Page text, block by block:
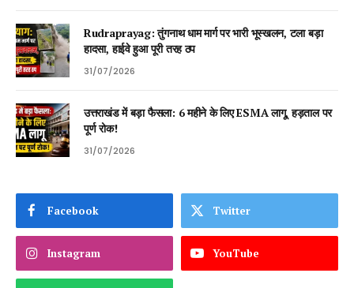
Rudraprayag: तुंगनाथ धाम मार्ग पर भारी भूस्खलन, टला बड़ा
हादसा, हाईवे हुआ पूरी तरह ठप
31/07/2026
उत्तराखंड में बड़ा फैसला: 6 महीने के लिए ESMA लागू, हड़ताल पर
पूर्ण रोक!
31/07/2026
Facebook Twitter
Instagram YouTube